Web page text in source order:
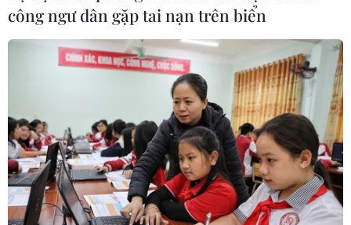
dân chung tay bảo vệ môi trường
Sáng 6/6, tại Nghệ An, Bộ Nông nghiệp và Môi trường
phối hợp với Ủy ban Trung ương Mặt trận Tổ quốc Việt
Nam và Ủy ban Nhân dân tỉnh Nghệ An tổ chức Lễ
phát động quốc gia Phong trào toàn dân chung tay bảo
vệ môi trường, vì một Việt Nam xanh-sạch-đẹp
công ngư dân gặp tai nạn trên biển